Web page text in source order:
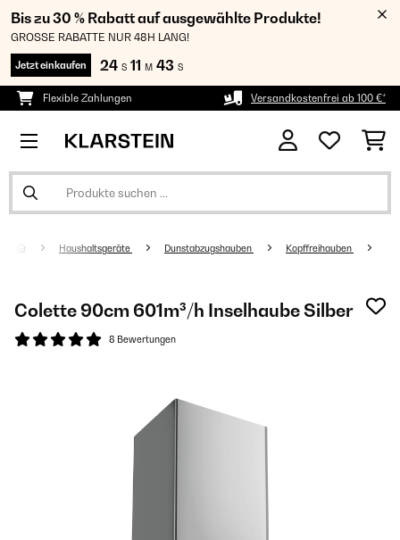
Bis zu 30 % Rabatt auf ausgewählte Produkte!
GROSSE RABATTE NUR 48H LANG!
Jetzt einkaufen 24 S 11 M 42 S
Flexible Zahlungen Versandkostenfrei ab 100 €*
Haushaltsgeräte Dunstabzugshauben Kopffreihauben
Colette 90cm 601m³/h Inselhaube Silber
8 Bewertungen